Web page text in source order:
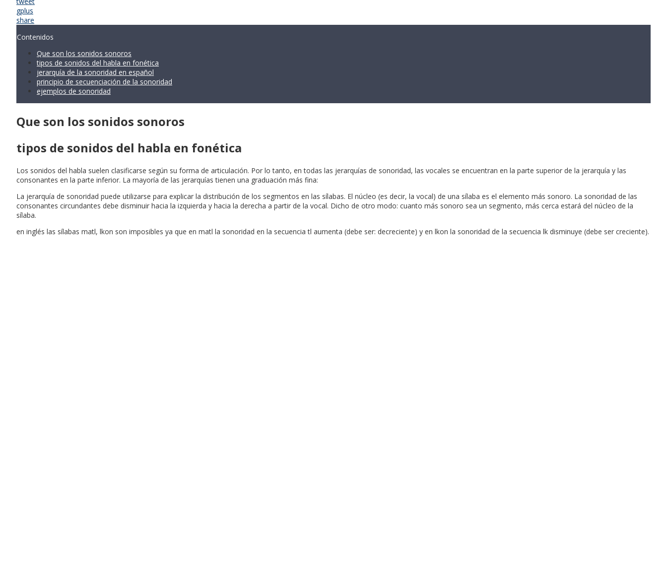
gplus
share
Contenidos
Que son los sonidos sonoros
tipos de sonidos del habla en fonética
jerarquía de la sonoridad en español
principio de secuenciación de la sonoridad
ejemplos de sonoridad
Que son los sonidos sonoros
tipos de sonidos del habla en fonética
Los sonidos del habla suelen clasificarse según su forma de articulación. Por lo tanto, en todas las jerarquías de sonoridad, las vocales se encuentran en la parte superior de la jerarquía y las
consonantes en la parte inferior. La mayoría de las jerarquías tienen una graduación más fina:
La jerarquía de sonoridad puede utilizarse para explicar la distribución de los segmentos en las sílabas. El núcleo (es decir, la vocal) de una sílaba es el elemento más sonoro. La sonoridad de las
consonantes circundantes debe disminuir hacia la izquierda y hacia la derecha a partir de la vocal. Dicho de otro modo: cuanto más sonoro sea un segmento, más cerca estará del núcleo de la
sílaba.
en inglés las sílabas matl, lkon son imposibles ya que en matl la sonoridad en la secuencia tl aumenta (debe ser: decreciente) y en lkon la sonoridad de la secuencia lk disminuye (debe ser creciente).